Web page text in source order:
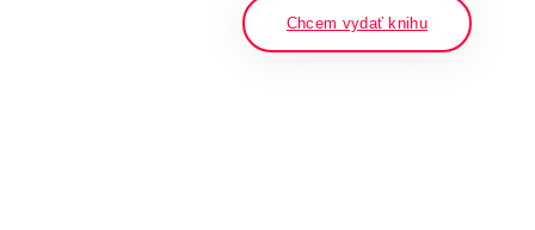
Chcem vydať knihu